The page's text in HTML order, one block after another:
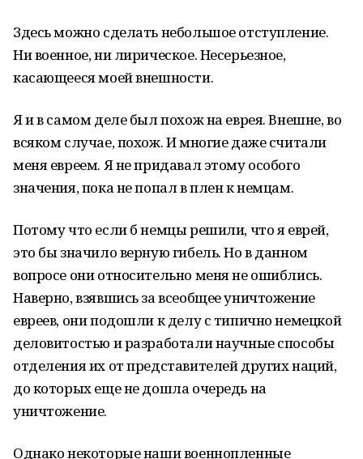
Здесь можно сделать небольшое отступление.
Ни военное, ни лирическое. Несерьезное,
касающееся моей внешности.
Я и в самом деле был похож на еврея. Внешне, во
всяком случае, похож. И многие даже считали
меня евреем. Я не придавал этому особого
значения, пока не попал в плен к немцам.
Потому что если б немцы решили, что я еврей,
это бы значило верную гибель. Но в данном
вопросе они относительно меня не ошиблись.
Наверно, взявшись за всеобщее уничтожение
евреев, они подошли к делу с типично немецкой
деловитостью и разработали научные способы
отделения их от представителей других наций,
до которых еще не дошла очередь на
уничтожение.
Однако некоторые наши военнопленные